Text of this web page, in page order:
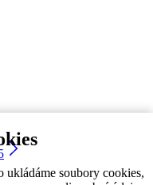
ukládáme soubory cookies,